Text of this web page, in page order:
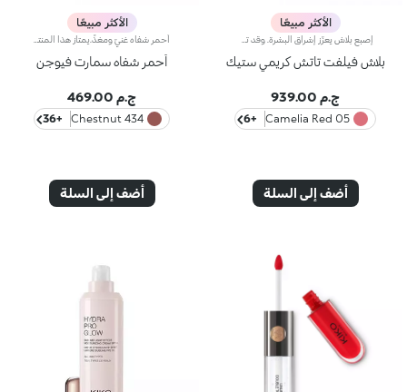
الأكثر مبيعًا
بلاش فيلفت تاتش كريمي ستيك
ج.م 939.00
05 Camelia Red
+6
أضف إلى السلة
الأكثر مبيعًا
أحمر شفاه سمارت فيوجن
ج.م 469.00
434 Chestnut
+36
أضف إلى السلة